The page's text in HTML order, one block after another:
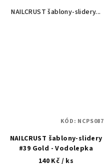
NAILCRUST šablony-slidery...
NAILCRUST šablony-slidery
#39 Gold - Vodolepka
140 Kč / ks
KÓD: NCPS087